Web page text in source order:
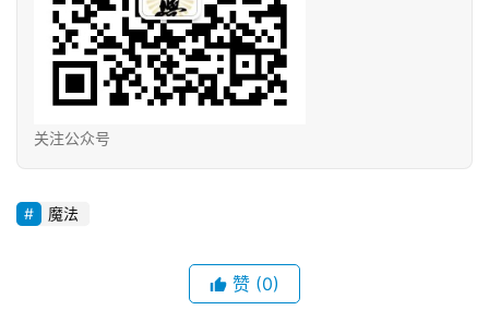
关注公众号
魔法
赞 (0)